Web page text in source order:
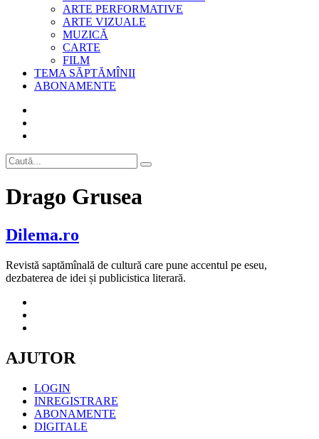
ARTE PERFORMATIVE
ARTE VIZUALE
MUZICĂ
CARTE
FILM
TEMA SĂPTĂMÎNII
ABONAMENTE
Drago Grusea
Dilema.ro
Revistă saptămînală de cultură care pune accentul pe eseu,
dezbaterea de idei și publicistica literară.
AJUTOR
LOGIN
INREGISTRARE
ABONAMENTE
DIGITALE